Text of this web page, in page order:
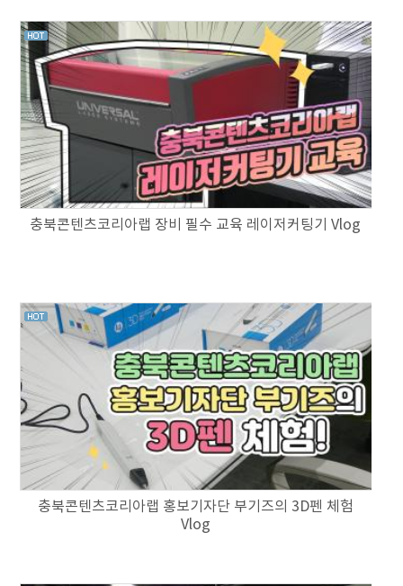
충북콘텐츠코리아랩 장비 필수 교육 레이저커팅기 Vlog
충북콘텐츠코리아랩 홍보기자단 부기즈의 3D펜 체험
Vlog